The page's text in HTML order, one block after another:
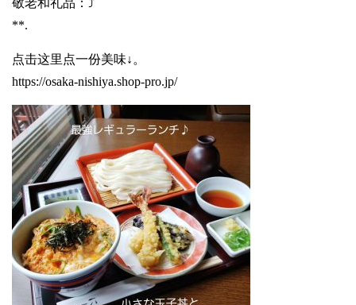
**.
点击这里点一份美味↓。
https://osaka-nishiya.shop-pro.jp/